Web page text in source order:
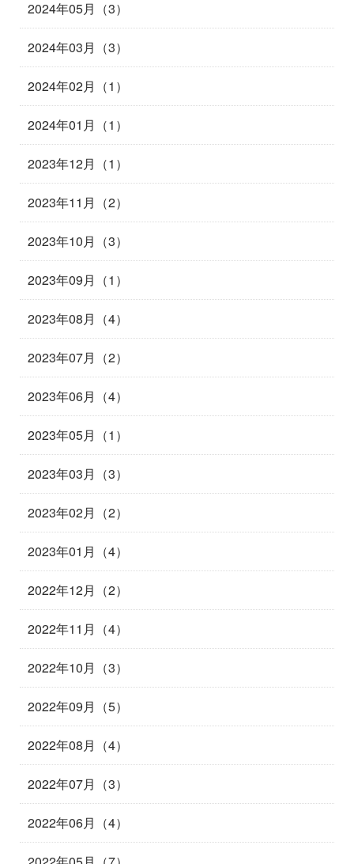
2024年05月（3）
2024年03月（3）
2024年02月（1）
2024年01月（1）
2023年12月（1）
2023年11月（2）
2023年10月（3）
2023年09月（1）
2023年08月（4）
2023年07月（2）
2023年06月（4）
2023年05月（1）
2023年03月（3）
2023年02月（2）
2023年01月（4）
2022年12月（2）
2022年11月（4）
2022年10月（3）
2022年09月（5）
2022年08月（4）
2022年07月（3）
2022年06月（4）